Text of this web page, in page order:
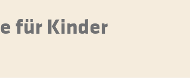
für Kinder